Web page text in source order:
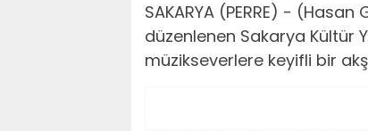
SAKARYA (PERRE) -
düzenlenen Sakarya Kültür
müzikseverlere keyifli bir